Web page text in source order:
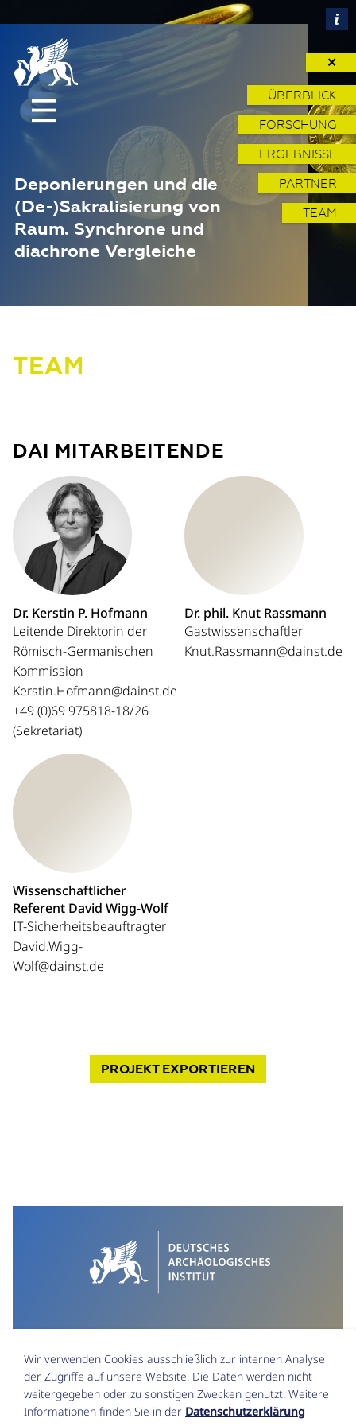
Deponierungen und die
(De-)Sakralisierung von
Raum. Synchrone und
diachrone Vergleiche
✕
ÜBERBLICK
FORSCHUNG
ERGEBNISSE
PARTNER
TEAM
TEAM
DAI MITARBEITENDE
Dr. Kerstin P. Hofmann
Leitende Direktorin der
Römisch-Germanischen
Kommission
Kerstin.Hofmann@dainst.de
+49 (0)69 975818-18/26
(Sekretariat)
Dr. phil. Knut Rassmann
Gastwissenschaftler
Knut.Rassmann@dainst.de
Wissenschaftlicher
Referent David Wigg-Wolf
IT-Sicherheitsbeauftragter
David.Wigg-
Wolf@dainst.de
PROJEKTEXPORTIEREN
Impressum
Wir verwenden Cookies ausschließlich zur internen Analyse
der Zugriffe auf unsere Website. Die Daten werden nicht
weitergegeben oder zu sonstigen Zwecken genutzt. Weitere
Informationen finden Sie in der Datenschutzerklärung